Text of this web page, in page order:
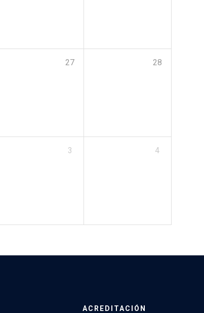
27 28
3 4
ACREDITACIÓN